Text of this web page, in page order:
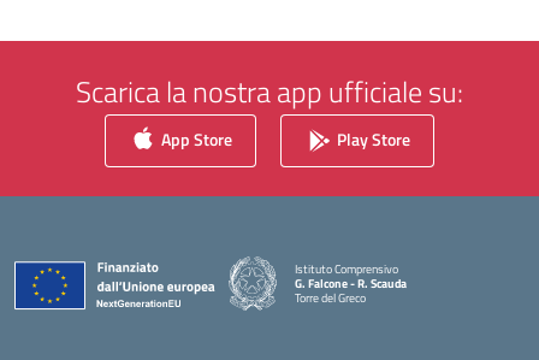
Scarica la nostra app ufficiale su:
App Store Play Store
Istituto Comprensivo
G. Falcone - R. Scauda
Torre del Greco